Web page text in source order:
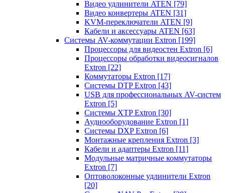
Видео удлинители ATEN [79]
Видео конвертеры ATEN [31]
KVM-переключатели ATEN [9]
Кабели и аксессуары ATEN [63]
Системы AV-коммутации Extron [199]
Процессоры для видеостен Extron [6]
Процессоры обработки видеосигналов
Extron [22]
Коммутаторы Extron [17]
Системы DTP Extron [43]
USB для профессиональных AV-систем
Extron [5]
Системы XTP Extron [30]
Аудиооборудование Extron [1]
Системы DXP Extron [6]
Монтажные крепления Extron [3]
Кабели и адаптеры Extron [11]
Модульные матричные коммутаторы
Extron [7]
Оптоволоконные удлинители Extron
[20]